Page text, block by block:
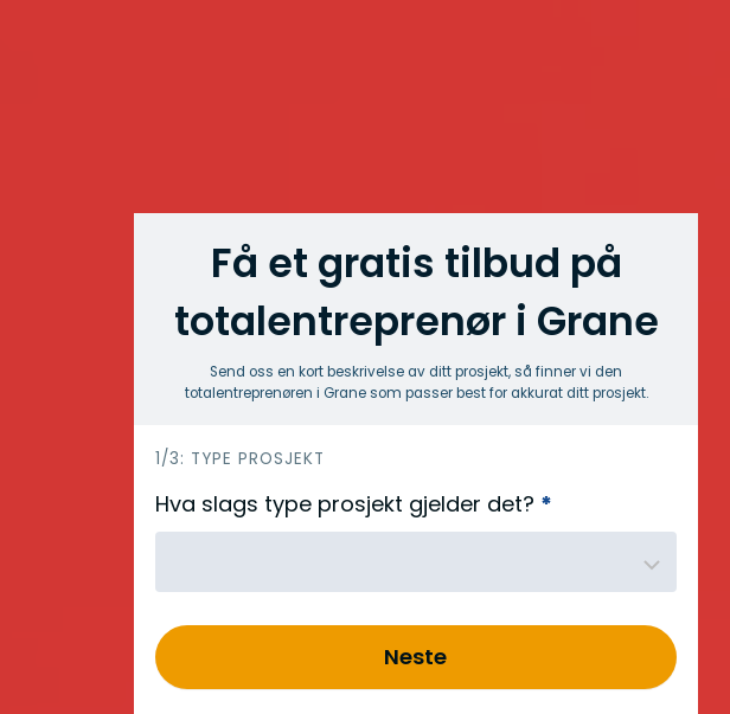
Få et gratis tilbud på
totalentreprenør i Grane
Send oss en kort beskrivelse av ditt prosjekt, så finner vi den
totalentreprenøren i Grane som passer best for akkurat ditt prosjekt.
h
e
r
1/3: TYPE PROSJEKT
Hva slags type prosjekt gjelder det? *
Neste